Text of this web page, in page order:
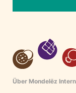
Über Mondelēz